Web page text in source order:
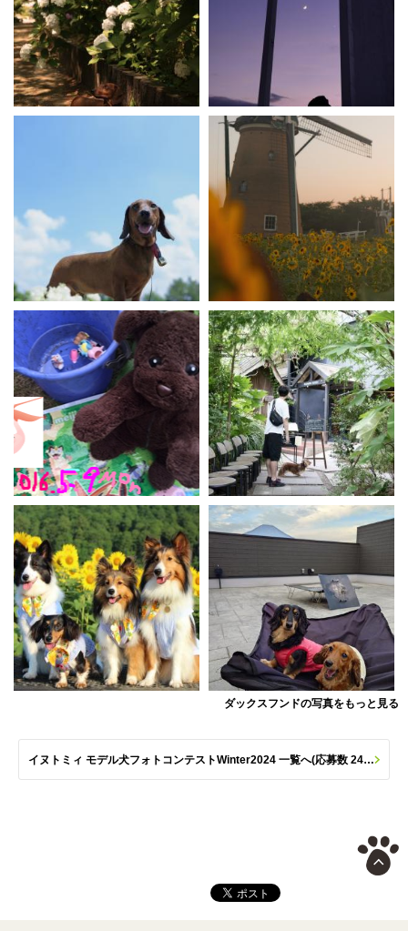
ダックスフンドの写真をもっと見る
イヌトミィ モデル犬フォトコンテストWinter2024 一覧へ(応募数 244枚)